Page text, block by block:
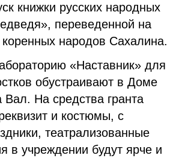
книжки русских народных
переведенной на
народов Сахалина.
«Наставник» для
обустраивают в Доме
Вал. На средства гранта
и костюмы, с
театрализованные
в учреждении будут ярче и